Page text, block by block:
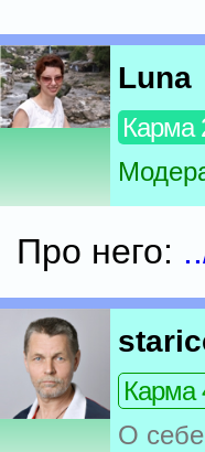
Luna
Карма
Про него:
Карма
О себе